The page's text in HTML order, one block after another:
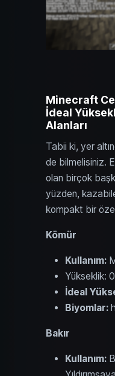
Minecraft
İdeal
Alanları
Tabii ki, yer
de bilmelisiniz.
olan birçok
yüzden,
kompakt bir
Kömür
Kullanım:
Yükseklik:
İdeal
Biyomlar:
Bakır
Kullanım: